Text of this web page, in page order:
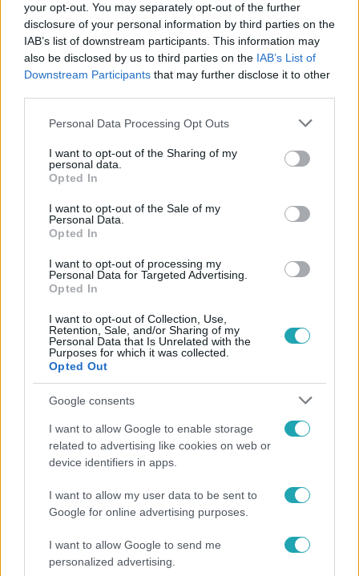
your opt-out. You may separately opt-out of the further
disclosure of your personal information by third parties on the
IAB’s list of downstream participants. This information may
also be disclosed by us to third parties on the IAB’s List of
Downstream Participants that may further disclose it to other
Please note that this website/app uses one or more Google
not limited to your visit or usage behaviour. You may click to
grant or deny consent to Google and its third-party tags to
use your data for below specified purposes in below Google
consent section.
Personal Data Processing Opt Outs
I want to opt-out of the Sharing of my
personal data.
Opted In
I want to opt-out of the Sale of my
Personal Data.
Opted In
I want to opt-out of processing my
Personal Data for Targeted Advertising.
Opted In
I want to opt-out of Collection, Use,
Retention, Sale, and/or Sharing of my
Personal Data that Is Unrelated with the
Purposes for which it was collected.
Opted Out
Google consents
I want to allow Google to enable storage
related to advertising like cookies on web or
device identifiers in apps.
I want to allow my user data to be sent to
Google for online advertising purposes.
I want to allow Google to send me
personalized advertising.
Kövess minket, és értesülj a friss
hírekről a Facebookon is!
Követem
FÓKUSZ #VIDEÓ #ADÁSRÉSZLETEK
MOTOROSOK
KLUB #TAGSÁG #VALLOMÁS
ÉLETFORMA #BANDA #ALAPÍTÓ
Népszerű